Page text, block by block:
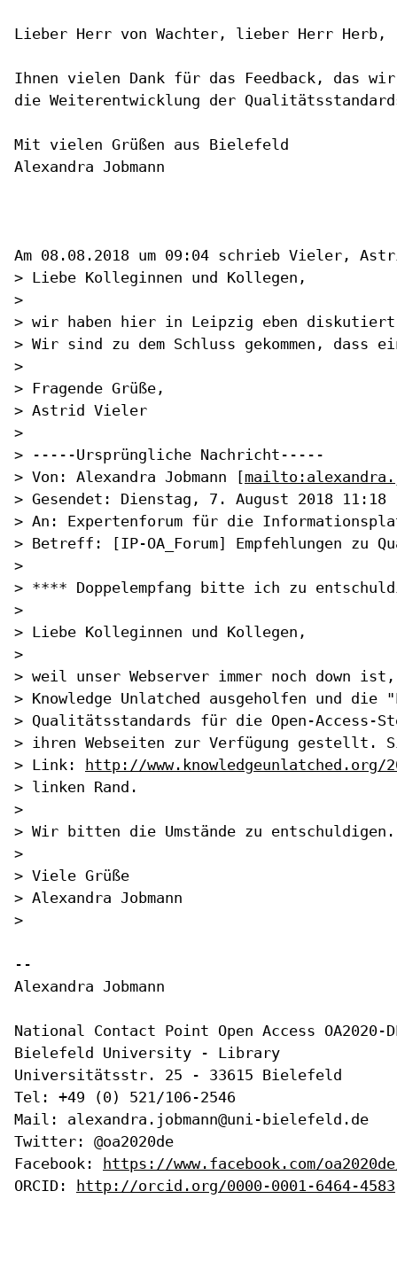
Lieber Herr von Wachter, lieber Herr Herb,
Ihnen vielen Dank für das Feedback, das
die Weiterentwicklung der
Mit vielen Grüßen aus Bielefeld
Alexandra Jobmann
Am 08.08.2018 um 09:04 schrieb Vieler,
> Liebe Kolleginnen und Kollegen,
>
> wir haben hier in Leipzig eben
> Wir sind zu dem Schluss gekommen,
>
> Fragende Grüße,
> Astrid Vieler
>
> -----Ursprüngliche Nachricht-----
> Von: Alexandra Jobmann [
> Gesendet: Dienstag, 7. August 2018 11:18
> An: Expertenforum für die
> Betreff: [IP-OA_Forum] Empfehlungen zu
>
> **** Doppelempfang bitte ich zu
>
> Liebe Kolleginnen und Kollegen,
>
> weil unser Webserver immer noch down
> Knowledge Unlatched ausgeholfen und die
> Qualitätsstandards für die Open-Access-
> ihren Webseiten zur Verfügung gestellt.
> Link: http://
> linken Rand.
>
> Wir bitten die Umstände zu entschuldigen.
>
> Viele Grüße
> Alexandra Jobmann
>
--
Alexandra Jobmann
National Contact Point Open Access OA2020-
Bielefeld University - Library
Universitätsstr. 25 - 33615 Bielefeld
Tel: +49 (0) 521/106-2546
Mail: alexandra.jobmann@uni-bielefeld.de
Twitter: @oa2020de
Facebook: https://www.facebook.com/
ORCID: http://orcid.org/0000-0001-6464-4583